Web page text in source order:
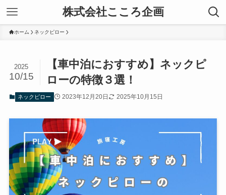
株式会社こころ企画
ホーム ネックピロー
【車中泊におすすめ】ネックピ
ローの特徴３選！
2025
10/15
ネックピロー 2023年12月20日 2025年10月15日